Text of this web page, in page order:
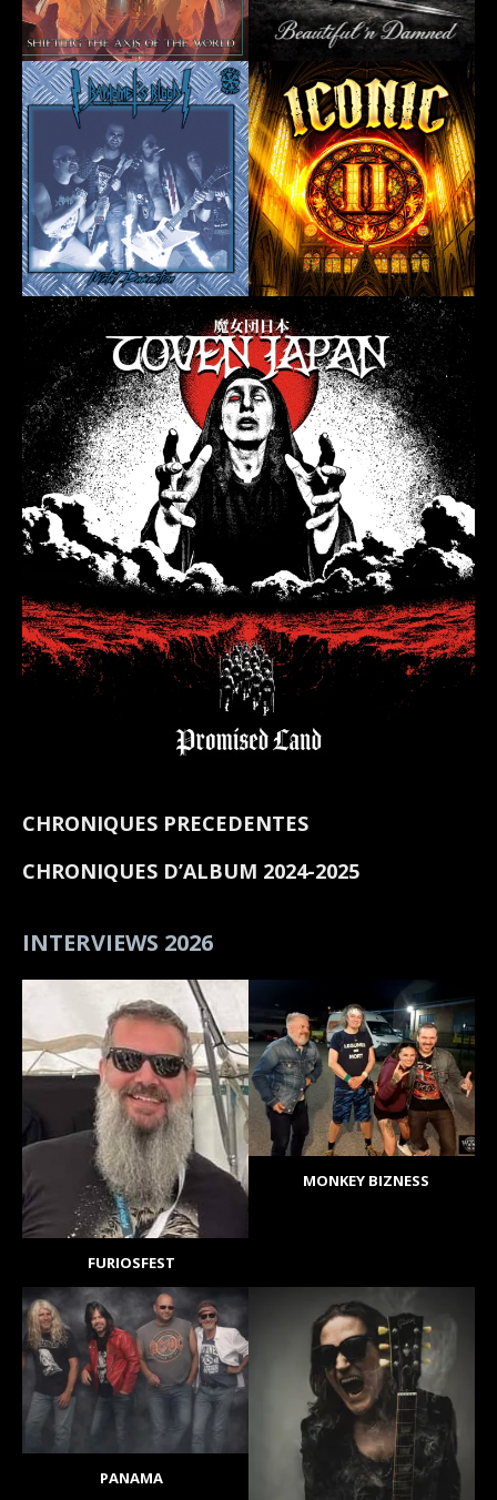
CHRONIQUES PRECEDENTES
CHRONIQUES D’ALBUM 2024-2025
INTERVIEWS 2026
FURIOSFEST
MONKEY BIZNESS
PANAMA